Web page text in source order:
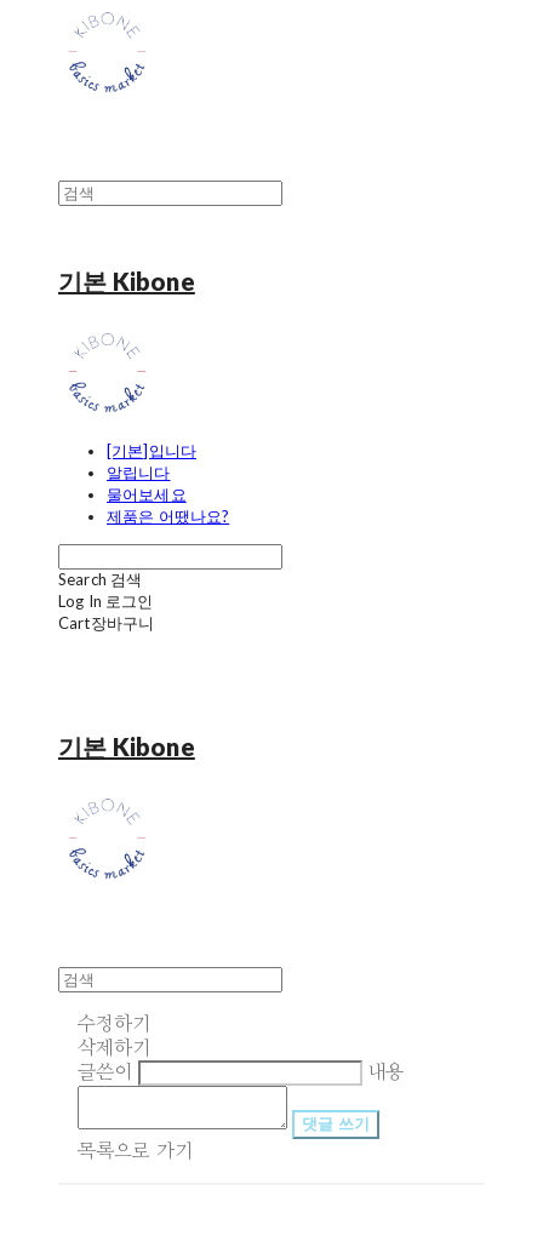
기본 Kibone
[기본]입니다
알립니다
물어보세요
제품은 어땠나요?
Search 검색
Log In 로그인
Cart장바구니
기본 Kibone
수정하기
삭제하기
글쓴이
내용
댓글 쓰기
목록으로 가기